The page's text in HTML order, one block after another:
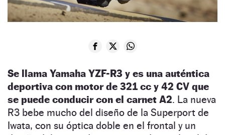
Se llama Yamaha YZF-R3 y es una auténtica
deportiva con motor de 321 cc y 42 CV que
se puede conducir con el carnet A2. La nueva
R3 bebe mucho del diseño de la Superport de
Iwata, con su óptica doble en el frontal y un